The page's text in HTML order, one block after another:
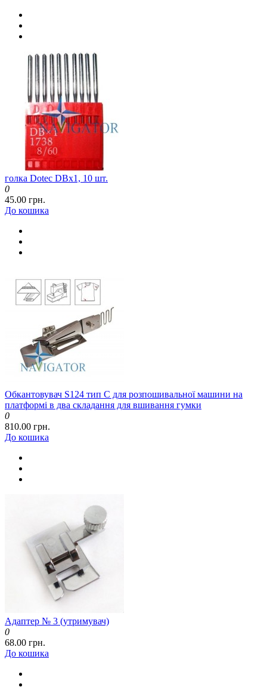
голка Dotec DBx1, 10 шт.
0
45.00 грн.
До кошика
Обкантовувач S124 тип C для розпошивальної машини на
платформі в два складання для вшивання гумки
0
810.00 грн.
До кошика
Адаптер № 3 (утримувач)
0
68.00 грн.
До кошика